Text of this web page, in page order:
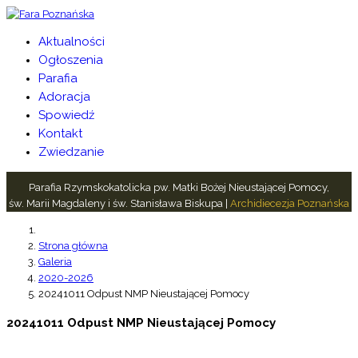
Aktualności
Ogłoszenia
Parafia
Adoracja
Spowiedź
Kontakt
Zwiedzanie
Parafia Rzymskokatolicka pw. Matki Bożej Nieustającej Pomocy,
św. Marii Magdaleny i św. Stanisława Biskupa | Archidiecezja Poznańska
Strona główna
Galeria
2020-2026
20241011 Odpust NMP Nieustającej Pomocy
20241011 Odpust NMP Nieustającej Pomocy